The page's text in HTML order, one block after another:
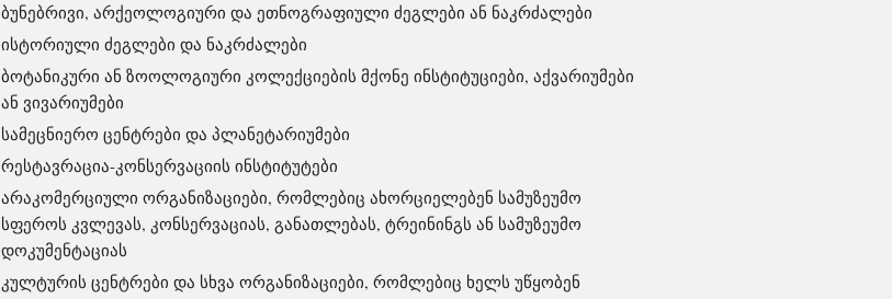
ბუნებრივი, არქეოლოგიური და ეთნოგრაფიული ძეგლები ან ნაკრძალები
ისტორიული ძეგლები და ნაკრძალები
ბოტანიკური ან ზოოლოგიური კოლექციების მქონე ინსტიტუციები, აქვარიუმები
ან ვივარიუმები
სამეცნიერო ცენტრები და პლანეტარიუმები
რესტავრაცია-კონსერვაციის ინსტიტუტები
არაკომერციული ორგანიზაციები, რომლებიც ახორციელებენ სამუზეუმო
სფეროს კვლევას, კონსერვაციას, განათლებას, ტრეინინგს ან სამუზეუმო
დოკუმენტაციას
კულტურის ცენტრები და სხვა ორგანიზაციები, რომლებიც ხელს უწყობენ